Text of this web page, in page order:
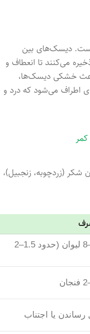
است. دیسک‌های بین
می‌کنند تا انعطاف و
خشکی دیسک‌ها،
اطراف می‌شود که درد و
(زردچوبه، زنجبیل)،
روزانه 6–8 لیوان (حدود 1.5–2
رساندن یا اجتناب